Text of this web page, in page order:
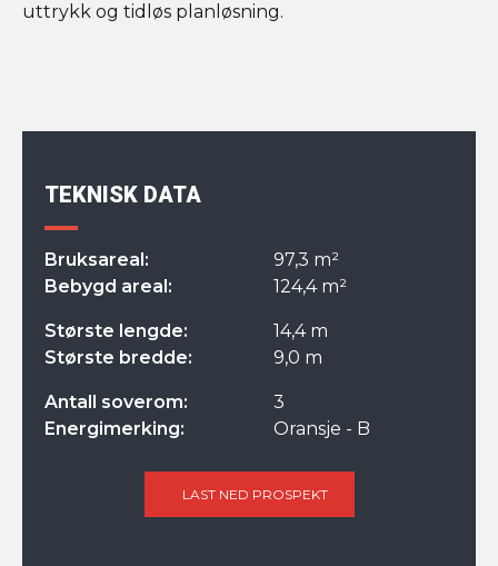
uttrykk og tidløs planløsning.
TEKNISK DATA
Bruksareal:
97,3 m²
Bebygd areal:
124,4 m²
Største lengde:
14,4 m
Største bredde:
9,0 m
Antall soverom:
3
Energimerking:
Oransje - B
LAST NED PROSPEKT